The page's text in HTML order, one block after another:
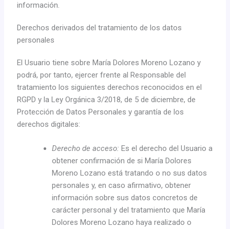
información.
Derechos derivados del tratamiento de los datos
personales
El Usuario tiene sobre María Dolores Moreno Lozano y
podrá, por tanto, ejercer frente al Responsable del
tratamiento los siguientes derechos reconocidos en el
RGPD y la Ley Orgánica 3/2018, de 5 de diciembre, de
Protección de Datos Personales y garantía de los
derechos digitales:
Derecho de acceso: Es el derecho del Usuario a
obtener confirmación de si María Dolores
Moreno Lozano está tratando o no sus datos
personales y, en caso afirmativo, obtener
información sobre sus datos concretos de
carácter personal y del tratamiento que María
Dolores Moreno Lozano haya realizado o